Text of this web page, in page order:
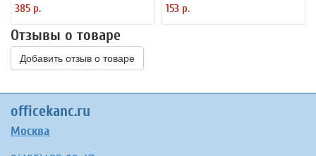
385 р. 153 р.
Отзывы о товаре
Добавить отзыв о товаре
officekanc.ru
Москва